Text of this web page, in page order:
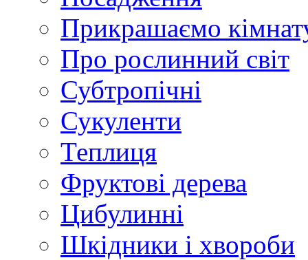
Прикрашаємо
Про рослинний світ
Субтропічні
Сукуленти
Теплиця
Фруктові дерева
Цибулинні
Шкідники і хвороби